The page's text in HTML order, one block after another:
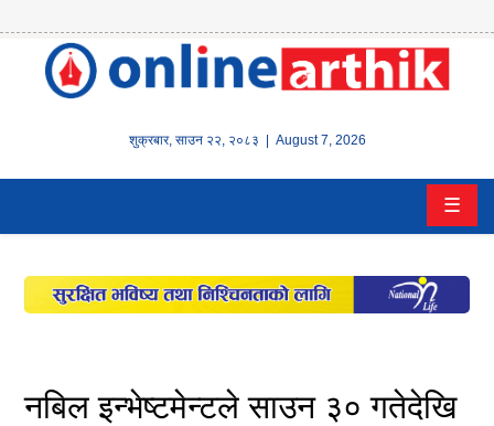
शुक्रबार, साउन २२, २०८३ | August 7, 2026
होम
वित्त
इन्स्योरेन्स
पूँजीबजार
☰
नबिल इन्भेष्टमेन्टले साउन ३० गतेदेखि